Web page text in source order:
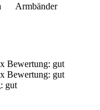
Armbänder